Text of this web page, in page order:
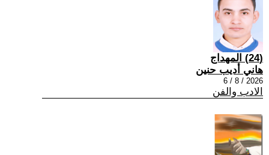
(24) المهداج
هاني أديب حنين
2026 / 8 / 6
الادب والفن